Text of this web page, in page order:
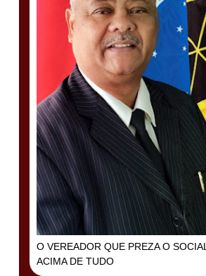
O VEREADOR QUE PREZA O SOCIAL
ACIMA DE TUDO